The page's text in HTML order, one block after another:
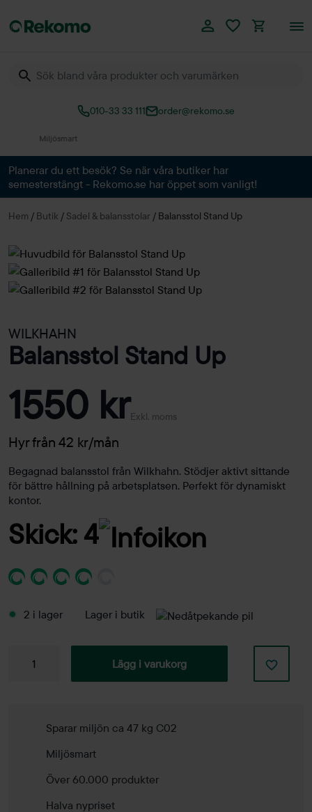
010-33 33 111 order@rekomo.se
Planerar du ett besök? Se när våra butiker har
semesterstängt - Rekomo.se har öppet som vanligt!
Hem / Butik / Sadel & balansstolar / Balansstol Stand Up
WILKHAHN
Balansstol Stand Up
1550 krExkl. moms
Hyr från 42 kr/mån
Begagnad balansstol från Wilkhahn. Stödjer aktivt sittande
för bättre hållning på arbetsplatsen. Perfekt för dynamiskt
kontor.
Skick: 4
2 i lager Lager i butik
Balansstol
Lägg i varukorg
Sparar miljön ca 47 kg C02
Miljösmart
Över 60.000 produkter
Halva nypriset